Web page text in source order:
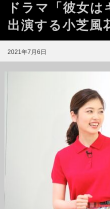
ドラマ「彼女
出演する小芝風
2021年7月6日